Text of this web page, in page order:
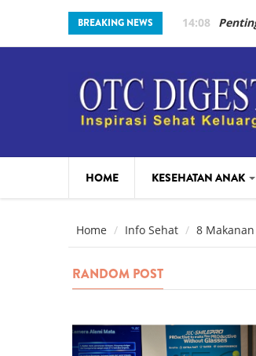
Skip to main content
BREAKING NEWS 14:08
HOME KESEHATAN ANAK
PARENTING
Home Info Sehat 8
RANDOM POST